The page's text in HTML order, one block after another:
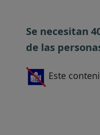
Se necesitan
de las
Este